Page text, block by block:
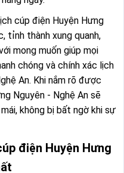
cúp điện Huyện Hưng
tỉnh thành xung quanh,
mong muốn giúp mọi
chóng và chính xác lịch
An. Khi nắm rõ được
Nguyên - Nghệ An sẽ
không bị bất ngờ khi sự
điện Huyện Hưng